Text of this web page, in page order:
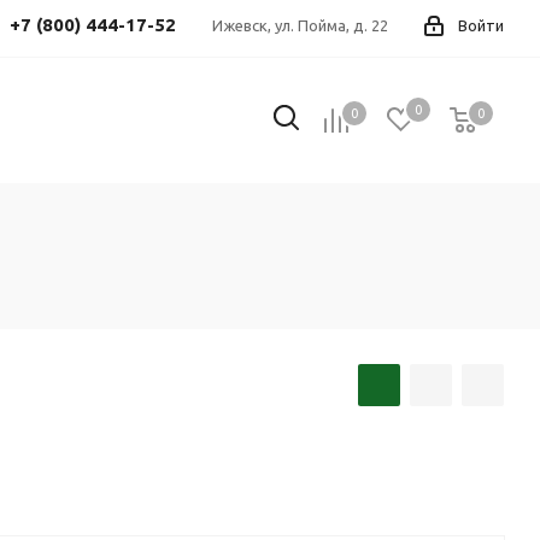
Войти
Ижевск, ул. Пойма, д. 22
+7 (800) 444-17-52
0 0 0
0